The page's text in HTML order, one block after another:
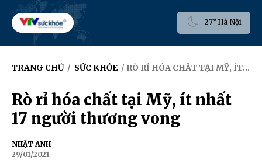
27° Hà Nội
TRANG CHỦ / SỨC KHỎE / RÒ RỈ HÓA CHẤT TẠI MỸ, ÍT NHẤT 17 NGƯỜI THƯƠNG VONG
Rò rỉ hóa chất tại Mỹ, ít nhất
17 người thương vong
NHẬT ANH
29/01/2021